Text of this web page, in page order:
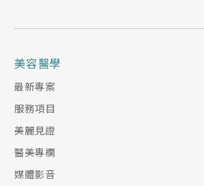
美容醫學
最新專案
服務項目
美麗見證
醫美專欄
媒體影音